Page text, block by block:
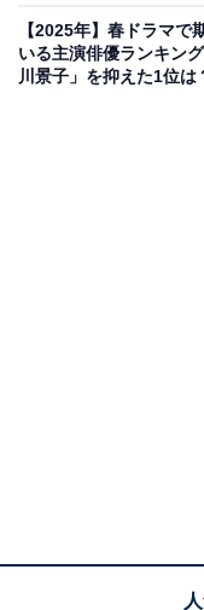
ドラマとなる同作
2014年に放送され
後を描いた作品で、
男性／茨城県）な
【2025年】春ドラマで
いる主演俳優ランキン
川景子」を抑えた1位は